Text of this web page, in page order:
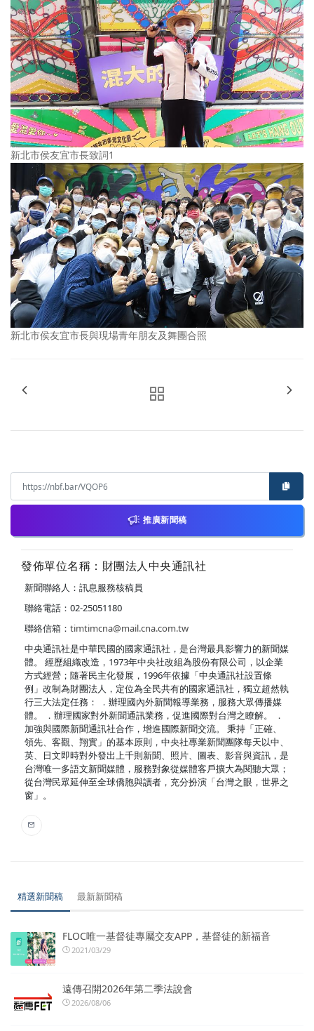
新北市侯友宜市長致詞1
新北市侯友宜市長與現場青年朋友及舞團合照
推廣新聞稿
發佈單位名稱：財團法人中央通訊社
新聞聯絡人：訊息服務核稿員
聯絡電話：02-25051180
聯絡信箱： timtimcna@mail.cna.com.tw
中央通訊社是中華民國的國家通訊社，是台灣最具影響力的新聞媒
體。 經歷組織改造，1973年中央社改組為股份有限公司，以企業
方式經營；隨著民主化發展，1996年依據「中央通訊社設置條
例」改制為財團法人，定位為全民共有的國家通訊社，獨立超然執
行三大法定任務： ．辦理國內外新聞報導業務，服務大眾傳播媒
體。 ．辦理國家對外新聞通訊業務，促進國際對台灣之瞭解。 ．
加強與國際新聞通訊社合作，增進國際新聞交流。 秉持「正確、
領先、客觀、翔實」的基本原則，中央社專業新聞團隊每天以中、
英、日文即時對外發出上千則新聞、照片、圖表、影音與資訊，是
台灣唯一多語文新聞媒體，服務對象從媒體客戶擴大為閱聽大眾；
從台灣民眾延伸至全球僑胞與讀者，充分扮演「台灣之眼，世界之
窗」。
精選新聞稿 最新新聞稿
FLOC唯一基督徒專屬交友APP，基督徒的新福音
2021/03/29
遠傳召開2026年第二季法說會
2026/08/06